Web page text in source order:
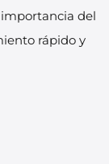
del
rápido y